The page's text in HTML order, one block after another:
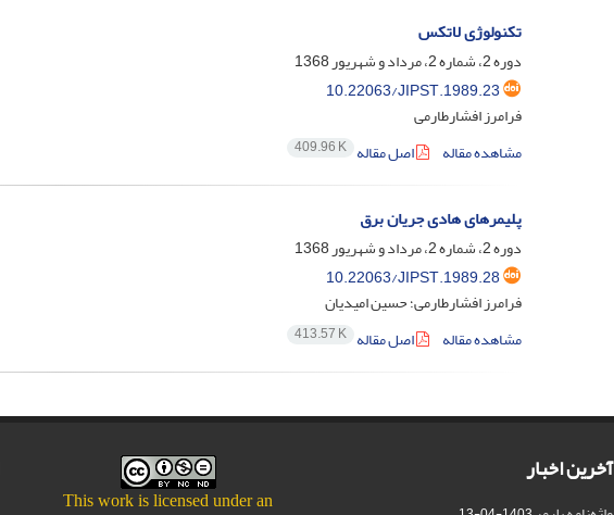
تکنولوژی لاتکس
دوره 2، شماره 2، مرداد و شهریور 1368
10.22063/JIPST.1989.23
فرامرز افشارطارمی
مشاهده مقاله
اصل مقاله 409.96 K
پلیمرهای هادی جریان برق
دوره 2، شماره 2، مرداد و شهریور 1368
10.22063/JIPST.1989.28
فرامرز افشارطارمی؛ حسین امیدیان
مشاهده مقاله
اصل مقاله 413.57 K
آخرین اخبار
This work is licensed under an